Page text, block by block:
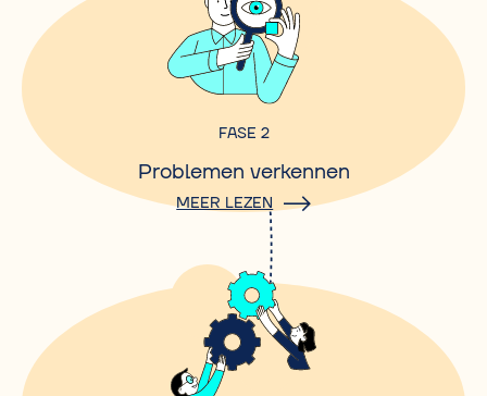
FASE 2
Problemen verkennen
MEER LEZEN